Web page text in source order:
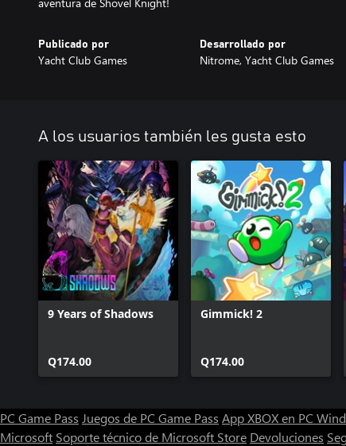
Publicado por
Yacht Club Games
Desarrollado por
Nitrome, Yacht Club Games
A los usuarios también les gusta esto
9 Years of Shadows
Q174.00
Gimmick! 2
Q174.00
PC Game Pass Juegos de PC Game Pass App XBOX en PC
Microsoft Soporte técnico de Microsoft Store Devoluciones